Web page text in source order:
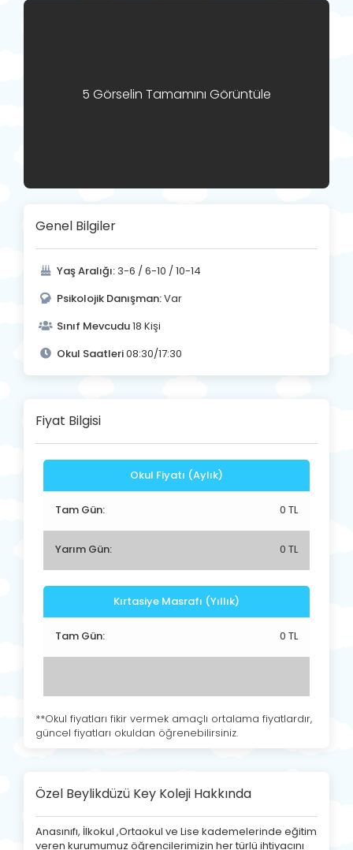
5 Görselin Tamamını Görüntüle
Genel Bilgiler
Yaş Aralığı: 3-6 / 6-10 / 10-14
Psikolojik Danışman:Var
Sınıf Mevcudu18 Kişi
Okul Saatleri08:30/17:30
Fiyat Bilgisi
Okul Fiyatı (Aylık)
Tam Gün: 0 TL
Yarım Gün: 0 TL
Kırtasiye Masrafı (Yıllık)
Tam Gün: 0 TL
**Okul fiyatları fikir vermek amaçlı ortalama fiyatlardır,
güncel fiyatları okuldan öğrenebilirsiniz.
Özel Beylikdüzü Key Koleji Hakkında
Anasınıfı, İlkokul ,Ortaokul ve Lise kademelerinde eğitim
veren kurumumuz öğrencilerimizin her türlü ihtiyacını